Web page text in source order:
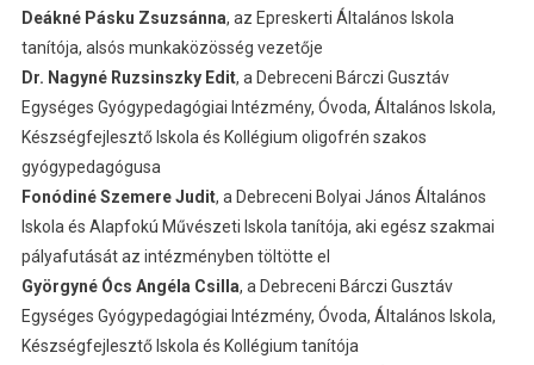
Deákné Pásku Zsuzsánna, az Epreskerti Általános Iskola
tanítója, alsós munkaközösség vezetője
Dr. Nagyné Ruzsinszky Edit, a Debreceni Bárczi Gusztáv
Egységes Gyógypedagógiai Intézmény, Óvoda, Általános Iskola,
Készségfejlesztő Iskola és Kollégium oligofrén szakos
gyógypedagógusa
Fonódiné Szemere Judit, a Debreceni Bolyai János Általános
Iskola és Alapfokú Művészeti Iskola tanítója, aki egész szakmai
pályafutását az intézményben töltötte el
Györgyné Ócs Angéla Csilla, a Debreceni Bárczi Gusztáv
Egységes Gyógypedagógiai Intézmény, Óvoda, Általános Iskola,
Készségfejlesztő Iskola és Kollégium tanítója